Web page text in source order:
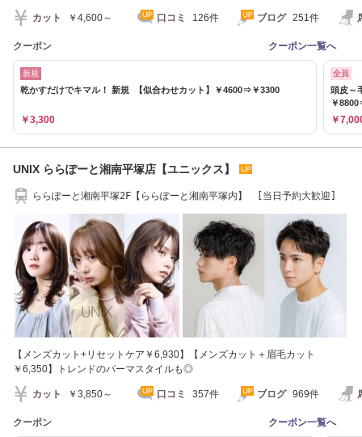
カット ￥4,600～ 口コミ 126件 ブログ 251件
クーポン クーポン一覧へ
新規
乾かすだけでキマル！ 新規 【似合わせカット】￥4600⇒￥3300
￥3,300
全員
頭皮～
￥
￥
UNIX ららぽーと湘南平塚店【ユニックス】
ららぽーと湘南平塚2F【ららぽーと湘南平塚内】 [当日予約大歓迎]
【メンズカット+リセットケア￥6,930】【メンズカット＋眉毛カット
￥6,350】トレンドのパーマスタイルも◎
カット ￥3,850～ 口コミ 357件 ブログ 969件
クーポン クーポン一覧へ